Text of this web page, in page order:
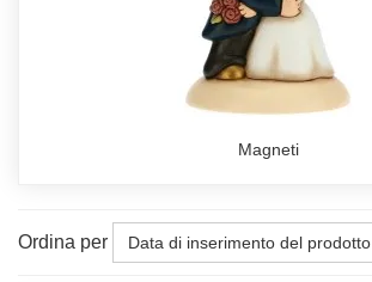
Magneti
Ordina per Data di inserimento del prodotto